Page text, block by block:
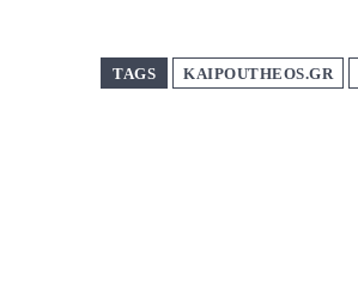
TAGS KAIPOUTHEOS.GR